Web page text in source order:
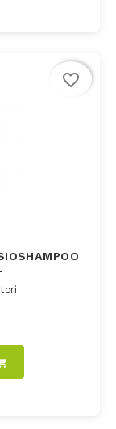
favorite_border